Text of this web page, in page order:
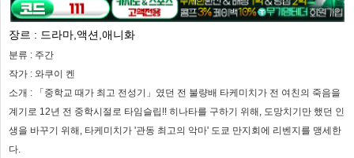
장르 : 드라마,액션,애니화
분류 : 주간
작가 : 와쿠이 켄
소개 :
「중학교 때가 최고 전성기」였던 전 불량배 타케미치가 전 여친의 죽음을
계기로 12년 전 중학시절로 타임슬립!! 히나타를 구하기 위해, 도망치기만 했던 인
생을 바꾸기 위해, 타케미치가 '관동 최고의 악마' 도쿄 만지회에 리벤지를 맹세한
다.